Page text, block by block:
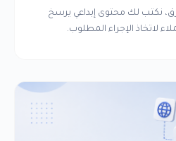
نكتب لك محتوى إبداعي يرسخ
لاتخاذ الإجراء المطلوب.